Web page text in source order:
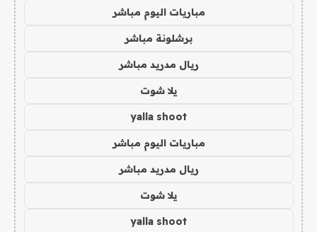
مباريات اليوم مباشر
برشلونة مباشر
ريال مدريد مباشر
يلا شوت
yalla shoot
مباريات اليوم مباشر
ريال مدريد مباشر
يلا شوت
yalla shoot